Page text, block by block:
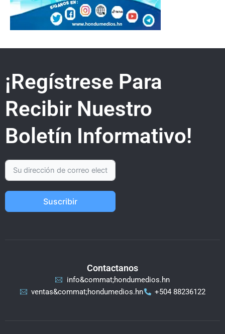
¡Regístrese Para
Recibir Nuestro
Boletín Informativo!
Suscribir
Contactanos
info&commat;hondumedios.hn
ventas&commat;hondumedios.hn
+504 88236122